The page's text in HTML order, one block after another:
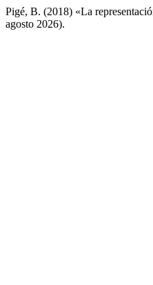
Pigé, B. (2018) «La
agosto 2026).